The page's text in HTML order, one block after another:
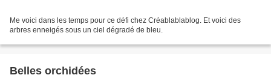
Me voici dans les temps pour ce défi chez Créablablablog. Et voici des
arbres enneigés sous un ciel dégradé de bleu.
Belles orchidées